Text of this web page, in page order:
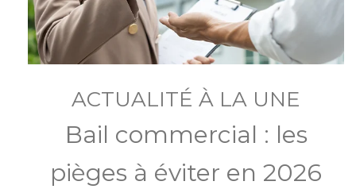
ACTUALITÉ À LA UNE
Bail commercial : les
pièges à éviter en 2026